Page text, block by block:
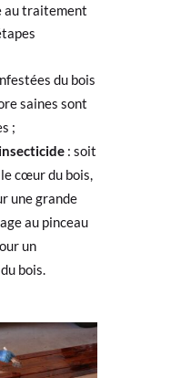
au traitement
du bois
saines sont
;
: soit
cœur du bois,
une grande
au pinceau
un
bois.